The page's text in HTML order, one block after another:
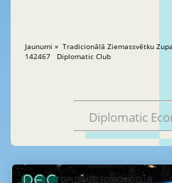
Jaunumi » Tradicionālā Ziemassvētku Zupa
142467 Diplomatic Club
Diplomatic